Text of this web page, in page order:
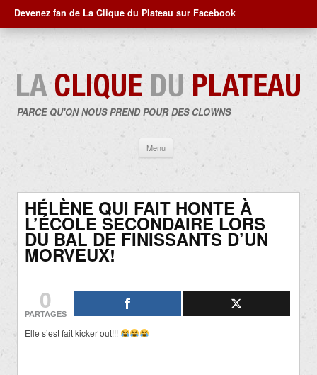
Devenez fan de La Clique du Plateau sur Facebook
PARCE QU'ON NOUS PREND POUR DES CLOWNS
Menu
contenu
HÉLÈNE QUI FAIT HONTE À
L’ÉCOLE SECONDAIRE LORS
DU BAL DE FINISSANTS D’UN
MORVEUX!
0
PARTAGES
Elle s’est fait kicker out!!!